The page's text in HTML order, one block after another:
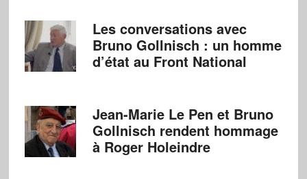
Les conversations avec
Bruno Gollnisch : un homme
d’état au Front National
Jean-Marie Le Pen et Bruno
Gollnisch rendent hommage
à Roger Holeindre